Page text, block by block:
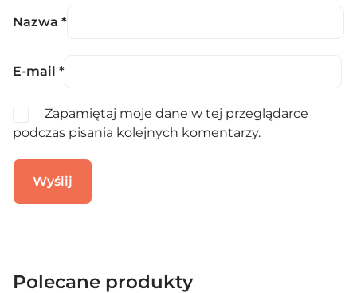
Nazwa *
E-mail *
Zapamiętaj moje dane w tej przeglądarce
podczas pisania kolejnych komentarzy.
Polecane produkty